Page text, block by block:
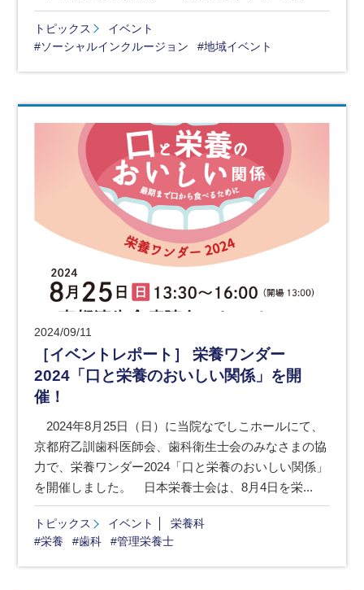
トピックス
イベント
#ソーシャルインクルージョン
#地域イベント
2024/09/11
［イベントレポート］ 栄養ワンダー
2024「口と栄養のおいしい関係」を開
催！
2024年8月25日（日）に当院なでしこホールにて、
京都府乙訓歯科医師会、歯科衛生士会のみなさまの協
力で、栄養ワンダー2024「口と栄養のおいしい関係」
を開催しました。 日本栄養士会は、8月4日を栄...
トピックス イベント
栄養科
#栄養
#歯科 #管理栄養士